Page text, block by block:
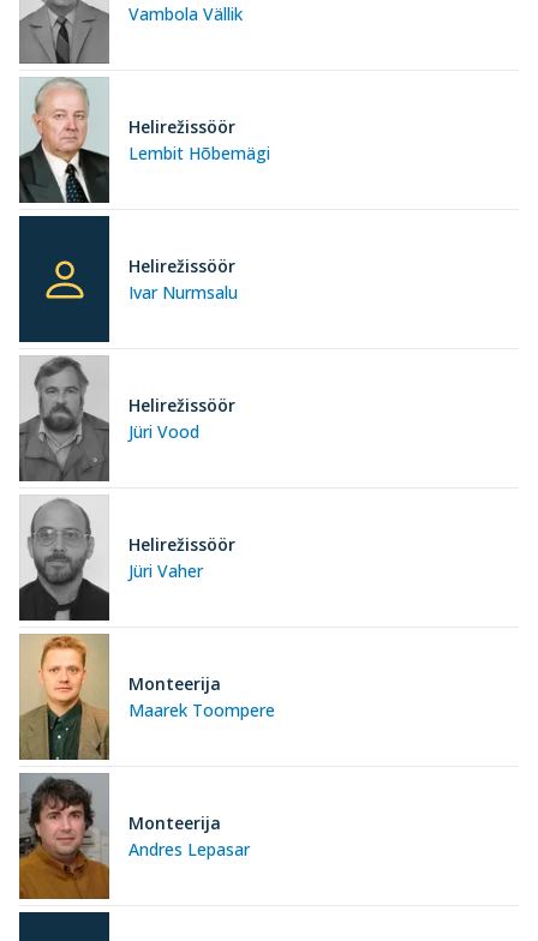
Vambola Vällik
Lembit Hõbemägi
Helirežissöör
Ivar Nurmsalu
Helirežissöör
Jüri Vood
Helirežissöör
Jüri Vaher
Helirežissöör
Maarek Toompere
Monteerija
Andres Lepasar
Monteerija